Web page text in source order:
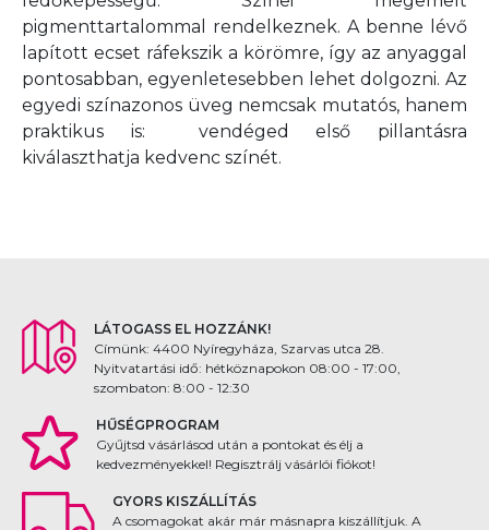
pigmenttartalommal rendelkeznek. A benne lévő
lapított ecset ráfekszik a körömre, így az anyaggal
pontosabban, egyenletesebben lehet dolgozni. Az
egyedi színazonos üveg nemcsak mutatós, hanem
praktikus is: vendéged első pillantásra
kiválaszthatja kedvenc színét.
LÁTOGASS EL HOZZÁNK!
Címünk: 4400 Nyíregyháza, Szarvas utca 28.
Nyitvatartási idő: hétköznapokon 08:00 - 17:00,
szombaton: 8:00 - 12:30
HŰSÉGPROGRAM
Gyűjtsd vásárlásod után a pontokat és élj a
kedvezményekkel! Regisztrálj vásárlói fiókot!
GYORS KISZÁLLÍTÁS
A csomagokat akár már másnapra kiszállítjuk. A